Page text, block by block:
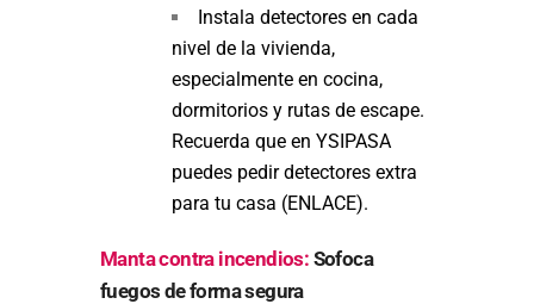
Instala detectores en cada
nivel de la vivienda,
especialmente en cocina,
dormitorios y rutas de escape.
Recuerda que en YSIPASA
puedes pedir detectores extra
para tu casa (ENLACE).
Manta contra incendios: Sofoca
fuegos de forma segura